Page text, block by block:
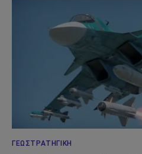
ΓΕΩΣΤΡΑΤΗΓΙΚΉ